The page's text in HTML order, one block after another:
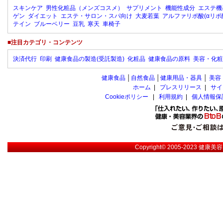
スキンケア 男性化粧品（メンズコスメ） サプリメント 機能性成分 エステ
ゲン ダイエット エステ・サロン・スパ向け 大麦若葉 アルファリポ酸(αリポ
テイン ブルーベリー 豆乳 寒天 車椅子
■注目カテゴリ・コンテンツ
決済代行 印刷 健康食品の製造(受託製造) 化粧品 健康食品の原料 美容・化
健康食品 自然食品 健康用品・器具 美容
ホーム
プレスリリース
サ
Cookieポリシー
利用規約 個人情報
Copyright© 2005-2023健康美